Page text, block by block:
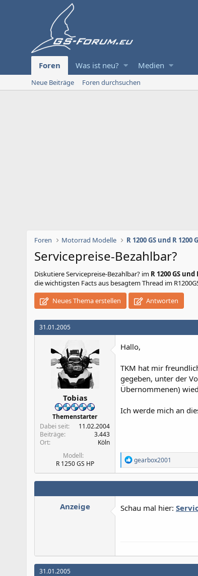
Foren Was ist neu? Medien
Neue Beiträge Foren durchsuchen
Foren Motorrad Modelle R 1200 GS und R 1200
Servicepreise-Bezahlbar?
DiskutiereServicepreise-Bezahlbar? im R 1200 GS
die wichtigsten Facts aus besagtem Thread im
Neues Thema erstellen
Antworten
31.01.2005
Tobias
Themenstarter
Dabei seit
11.02.2004
Beiträge
3.443
Ort
Köln
Modell
R 1250 GS HP
Hallo,
TKM hat mir
gegeben, unter der
Übernommenen)
Ich werde mich an
R
e
a
k
o
gearbox2001
Anzeige Schau mal hier:
31.01.2005